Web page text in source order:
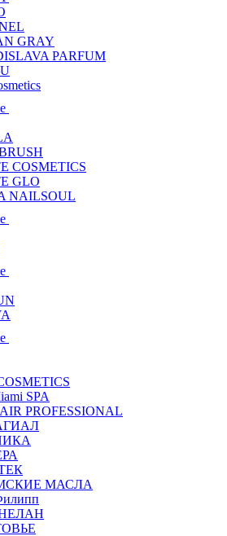
GRAY
PARFUM
COSMETICS
GLO
NAILSOUL
SPA
PROFESSIONAL
МАСЛА